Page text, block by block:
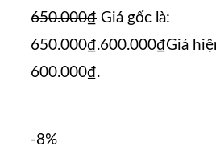
650.000₫ Giá gốc là:
650.000₫.600.000₫Giá
600.000₫.
-8%